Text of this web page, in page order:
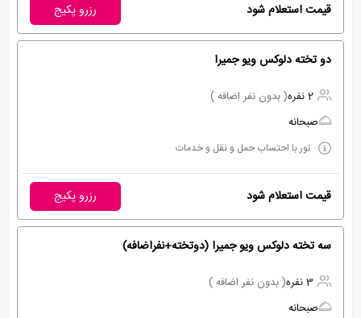
قیمت استعلام شود رزرو پکیج
دو تخته دلوکس ویو جمیرا
2 نفره
( بدون نفر اضافه )
صبحانه
تور با احتساب حمل و نقل و خدمات
قیمت استعلام شود رزرو پکیج
سه تخته دلوکس ویو جمیرا (دوتخته+نفراضافه)
3 نفره
( بدون نفر اضافه )
صبحانه